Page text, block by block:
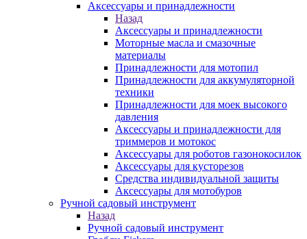
Аксессуары и принадлежности
Назад
Аксессуары и принадлежности
Моторные масла и смазочные
материалы
Принадлежности для мотопил
Принадлежности для аккумуляторной
техники
Принадлежности для моек высокого
давления
Аксессуары и принадлежности для
триммеров и мотокос
Аксессуары для роботов газонокосилок
Аксессуары для кусторезов
Средства индивидуальной защиты
Аксессуары для мотобуров
Ручной садовый инструмент
Назад
Ручной садовый инструмент